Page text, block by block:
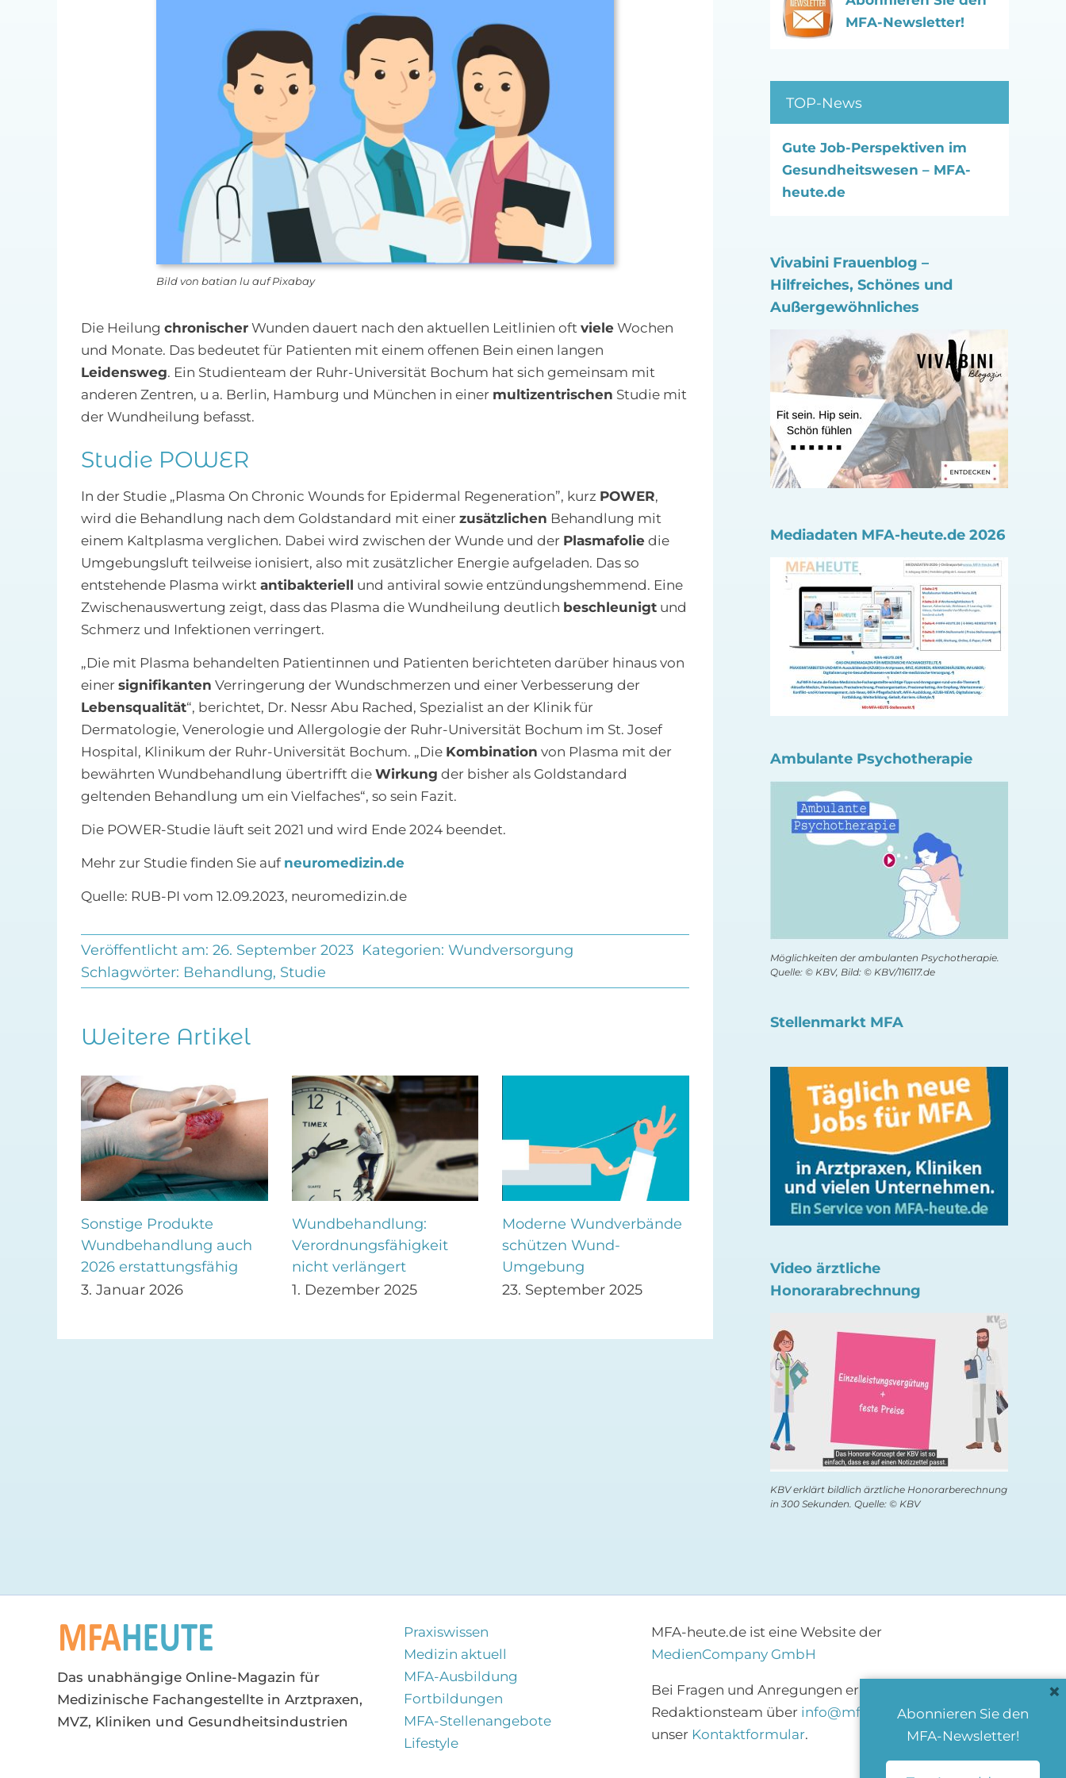
Bild von batian lu auf Pixabay
Die Heilung chronischerWunden dauert nach den aktuellen Leitlinien oft vieleWochen
und Monate. Das bedeutet für Patienten mit einem offenen Bein einen langen
Leidensweg. Ein Studienteam der Ruhr-Universität Bochum hat sich gemeinsam mit
anderen Zentren, u a. Berlin, Hamburg und München in einer multizentrischen Studie mit
der Wundheilung befasst.
Studie POWER
In der Studie „Plasma On Chronic Wounds for Epidermal Regeneration”, kurz POWER,
wird die Behandlung nach dem Goldstandard mit einer zusätzlichen Behandlung mit
einem Kaltplasma verglichen. Dabei wird zwischen der Wunde und der Plasmafoliedie
Umgebungsluft teilweise ionisiert, also mit zusätzlicher Energie aufgeladen. Das so
entstehende Plasma wirkt antibakteriell und antiviral sowie entzündungshemmend. Eine
Zwischenauswertung zeigt, dass das Plasma die Wundheilung deutlich beschleunigtund
Schmerz und Infektionen verringert.
„Die mit Plasma behandelten Patientinnen und Patienten berichteten darüber hinaus von
einer signifikanten Verringerung der Wundschmerzen und einer Verbesserung der
Lebensqualität“, berichtet, Dr. Nessr Abu Rached, Spezialist an der Klinik für
Dermatologie, Venerologie und Allergologie der Ruhr-Universität Bochum im St. Josef
Hospital, Klinikum der Ruhr-Universität Bochum. „Die Kombination von Plasma mit der
bewährten Wundbehandlung übertrifft die Wirkung der bisher als Goldstandard
geltenden Behandlung um ein Vielfaches“, so sein Fazit.
Die POWER-Studie läuft seit 2021 und wird Ende 2024 beendet.
Mehr zur Studie finden Sie auf neuromedizin.de
Quelle: RUB-PI vom 12.09.2023, neuromedizin.de
Veröffentlicht am: 26. September 2023 Kategorien: Wundversorgung
Schlagwörter: Behandlung, Studie
Weitere Artikel
Sonstige Produkte
Wundbehandlung auch
2026 erstattungsfähig
3. Januar 2026
Wundbehandlung:
Verordnungsfähigkeit
nicht verlängert
1. Dezember 2025
Moderne Wundverbände
schützen Wund-
Umgebung
23. September 2025
HBO-Therapie:
Hautlappen-
Transplantaten
NaCI-Lösung bei
MFA-Newsletter!
TOP-News
Gute Job-Perspektiven im
Gesundheitswesen – MFA-
heute.de
Vivabini Frauenblog –
Hilfreiches, Schönes und
Außergewöhnliches
Mediadaten MFA-heute.de 2026
Ambulante Psychotherapie
Möglichkeiten der ambulanten Psychotherapie.
Quelle: © KBV, Bild: © KBV/116117.de
Stellenmarkt MFA
Video ärztliche
Honorarabrechnung
KBV erklärt bildlich ärztliche Honorarberechnung
in 300 Sekunden. Quelle: © KBV
Das unabhängige Online-Magazin für
Medizinische Fachangestellte in Arztpraxen,
MVZ, Kliniken und Gesundheitsindustrien
Praxiswissen
Medizin aktuell
MFA-Ausbildung
Fortbildungen
MFA-Stellenangebote
Lifestyle
MFA-heute.de ist eine Website der
MedienCompany GmbH
Bei Fragen und Anregungen erreichen Sie das
Redaktionsteam über info@mfa-heute.debzw.
unser Kontaktformular.
Abonnieren Sie den
MFA-Newsletter!
×